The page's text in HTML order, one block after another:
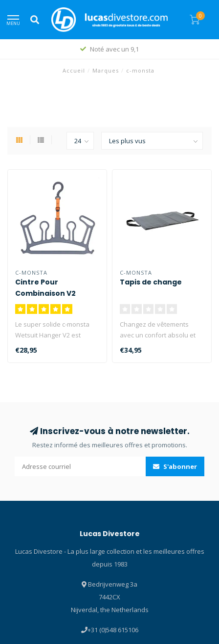
MENU
0
Noté avec un 9,1
Accueil / Marques / c-monsta
C-MONSTA
Cintre Pour
Combinaison V2
Le super solide c-monsta
Wetsuit Hanger V2 est
fabriqué à partir de
plastique ..
€28,95
C-MONSTA
Tapis de change
Changez de vêtements
avec un confort absolu et
prenez soin de votre
costume ave..
€34,95
Inscrivez-vous à notre newsletter.
Restez informé des meilleures offres et promotions.
S'abonner
Lucas Divestore
Lucas Divestore - La plus large collection et les meilleures offres
depuis 1983
Bedrijvenweg 3a
7442CX
Nijverdal, the Netherlands
+31 (0)548 615106